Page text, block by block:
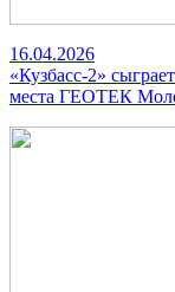
16.04.2026
«Кузбасс-2»
места ГЕОТЕК